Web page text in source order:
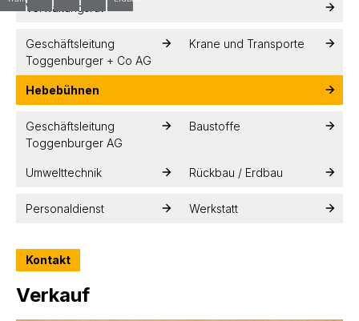
Verwaltungsrat
Geschäftsleitung
Toggenburger + Co AG
Krane und Transporte
Hebebühnen
Geschäftsleitung
Toggenburger AG
Baustoffe
Umwelttechnik Rückbau / Erdbau
Personaldienst Werkstatt
Kontakt
Verkauf